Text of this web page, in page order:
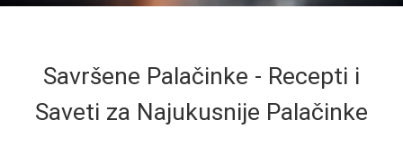
Savršene Palačinke - Recepti i
Saveti za Najukusnije Palačinke